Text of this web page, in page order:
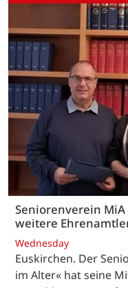
Seniorenverein
weitere
Wednesday
Euskirchen. Der
im Alter« hat seine